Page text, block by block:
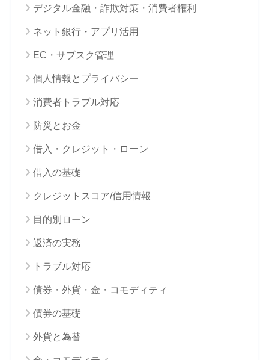
デジタル金融・詐欺対策・消費者権利
ネット銀行・アプリ活用
EC・サブスク管理
個人情報とプライバシー
消費者トラブル対応
防災とお金
借入・クレジット・ローン
借入の基礎
クレジットスコア/信用情報
目的別ローン
返済の実務
トラブル対応
債券・外貨・金・コモディティ
債券の基礎
外貨と為替